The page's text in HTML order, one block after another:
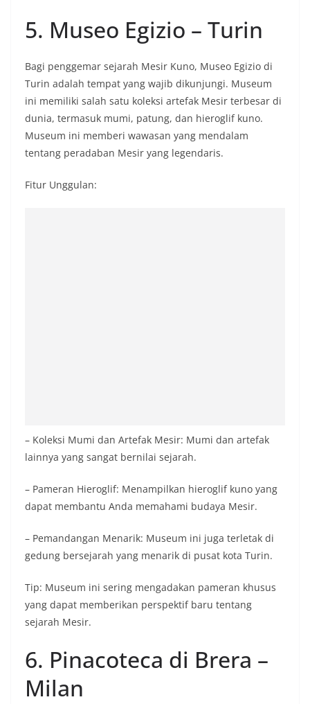
5. Museo Egizio – Turin
Bagi penggemar sejarah Mesir Kuno, Museo Egizio di
Turin adalah tempat yang wajib dikunjungi. Museum
ini memiliki salah satu koleksi artefak Mesir terbesar di
dunia, termasuk mumi, patung, dan hieroglif kuno.
Museum ini memberi wawasan yang mendalam
tentang peradaban Mesir yang legendaris.
Fitur Unggulan:
– Koleksi Mumi dan Artefak Mesir: Mumi dan artefak
lainnya yang sangat bernilai sejarah.
– Pameran Hieroglif: Menampilkan hieroglif kuno yang
dapat membantu Anda memahami budaya Mesir.
– Pemandangan Menarik: Museum ini juga terletak di
gedung bersejarah yang menarik di pusat kota Turin.
Tip: Museum ini sering mengadakan pameran khusus
yang dapat memberikan perspektif baru tentang
sejarah Mesir.
6. Pinacoteca di Brera –
Milan